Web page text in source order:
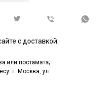
с доставкой:
или постамата;
г. Москва, ул.